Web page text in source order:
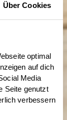
Über Cookies
optimal
auf dich
Media
Seite genutzt
verbessern